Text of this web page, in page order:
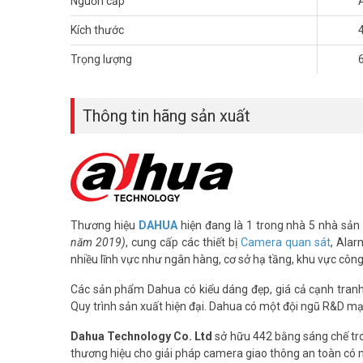
Kích thước
Trọng lượng
Thông tin hãng sản xuất
Thương hiệu DAHUAhiện đang là 1 trong nhà 5 nhà
năm 2019), cung cấp các thiết bị Camera quan sát,
nhiều lĩnh vực như ngân hàng, cơ sở hạ tầng, khu vực công
Các sản phẩm Dahua có kiểu dáng đẹp, giá cả cạnh
Quy trình sản xuất hiện đại. Dahua có một đội ngũ R&D
Dahua Technology Co. Ltd sở hữu 442 bằng sáng chế
thương hiệu cho giải pháp camera giao thông an toàn có